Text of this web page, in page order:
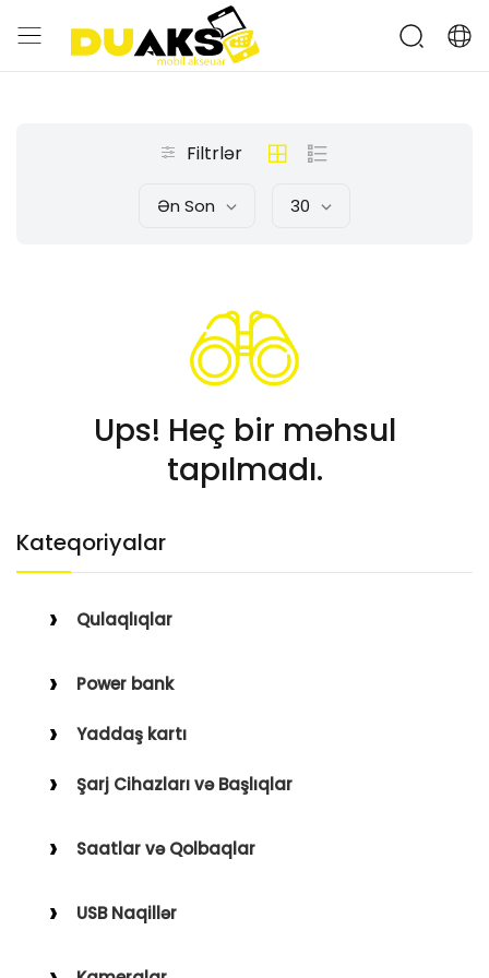
Kateqoriyalar
Qulaqlıqlar
Qulaqüstü
Power bank
Yaddaş kartı
Şarj Cihazları və Başlıqlar
Saatlar və Qolbaqlar
Saat Qolbaqları
USB Naqillər
Filtrlər
Ən Son 30
Ups! Heç bir məhsul
tapılmadı.